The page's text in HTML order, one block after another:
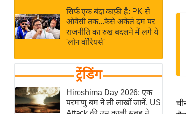
ई-पेपर
मिसाल बेमिसाल
शख्सियत
यंग इंडिया
साहित्य जगत
ऑटो वर्ल्ड
न्यूज ब्रीफ
सिर्फ एक बंदा काफ़ी है: PK से
ओवैसी तक...कैसे अकेले दम पर
राजनीति का रुख बदलने में लगे ये
'लोन वॉरियर्स'
ट्रेंडिंग
Hiroshima Day 2026: एक
परमाणु बम ने ली लाखों जानें, US